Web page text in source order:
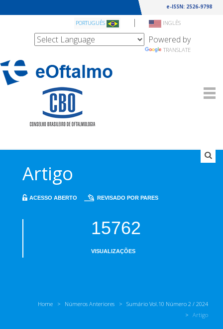
e-ISSN: 2526-9798
PORTUGUÊS | INGLÊS
Powered by
TRANSLATE
Artigo
ACESSO ABERTO REVISADO POR PARES
15762
VISUALIZAÇÕES
Home Números Anteriores
Sumário Vol.10 Número 2 / 2024
Artigo